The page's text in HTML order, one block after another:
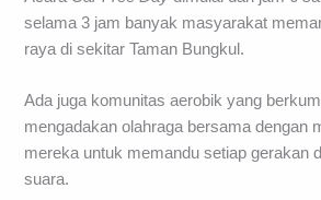
selama 3 jam banyak masyarakat
raya di sekitar Taman Bungkul.
Ada juga komunitas aerobik yang
mengadakan olahraga bersama dengan
mereka untuk memandu setiap gerakan
suara.